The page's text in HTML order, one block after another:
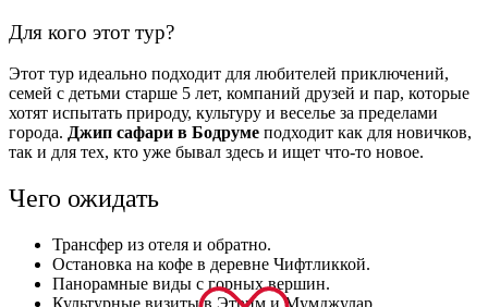
Для кого этот тур?
Этот тур идеально подходит для любителей приключений,
семей с детьми старше 5 лет, компаний друзей и пар, которые
хотят испытать природу, культуру и веселье за пределами
города. Джип сафари в Бодруме подходит как для новичков,
так и для тех, кто уже бывал здесь и ищет что-то новое.
Чего ожидать
Трансфер из отеля и обратно.
Остановка на кофе в деревне Чифтликкой.
Панорамные виды с горных вершин.
Культурные визиты в Этрим и Мумджулар.